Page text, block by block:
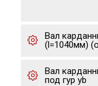
Вал
(l=1040мм)
Вал
под гур yb